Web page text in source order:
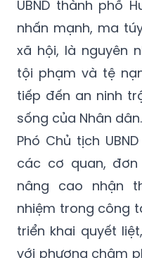
UBND thành phố
nhấn mạnh, ma
xã hội, là nguyên
tội phạm và tệ
tiếp đến an ninh
sống của Nhân dân.
Phó Chủ tịch
các cơ quan,
nâng cao nhận
nhiệm trong công
triển khai quyết
với phương châm